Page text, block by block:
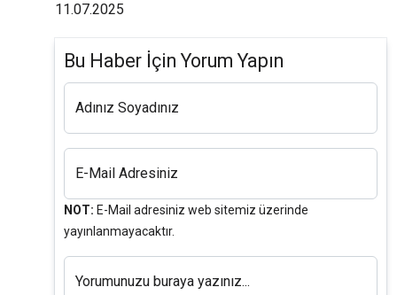
11.07.2025
Bu Haber İçin Yorum Yapın
Adınız Soyadınız
E-Mail Adresiniz
NOT: E-Mail adresiniz web sitemiz üzerinde
yayınlanmayacaktır.
Yorumunuzu buraya yazınız...